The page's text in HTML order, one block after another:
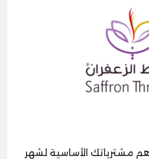
مشترياتك الأساسية لشهر